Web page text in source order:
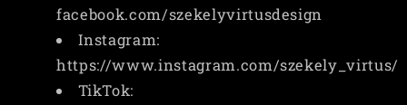
facebook.com/szekelyvirtusdesign
Instagram:
https://www.instagram.com/szekely_virtus/
TikTok: